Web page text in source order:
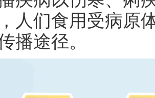
人们食用受病原
播途径。